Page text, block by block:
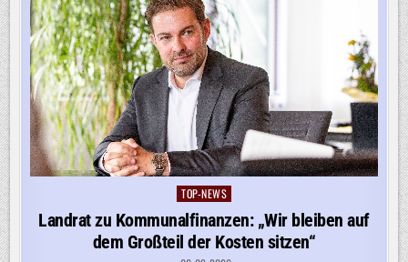
Posted
in
TOP-NEWS
Landrat zu Kommunalfinanzen: „Wir bleiben auf
dem Großteil der Kosten sitzen“